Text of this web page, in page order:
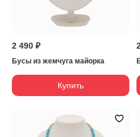
2 490 ₽
Бусы из жемчуга майорка
Купить